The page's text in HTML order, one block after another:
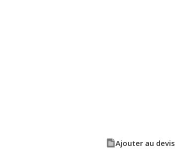
Ajouter au devis